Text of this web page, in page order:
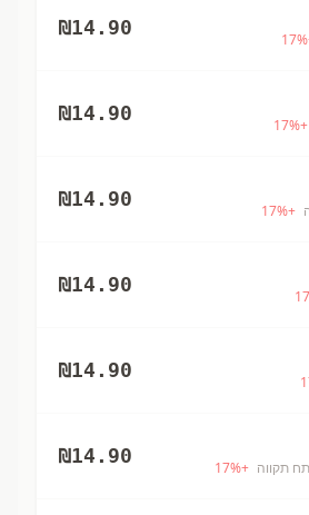
17%
₪14.90
+
17%
₪14.90
+
17%
₪14.90
17
₪14.90
₪14.90
תקווה +
17%
₪14.90